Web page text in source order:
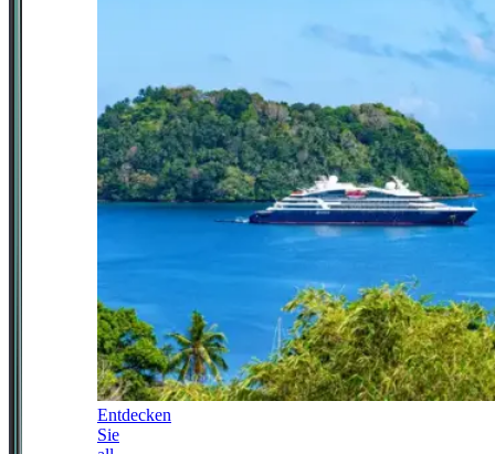
Entdecken
Sie